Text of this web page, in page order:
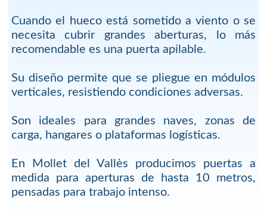
Cuando el hueco está sometido a viento o se
necesita cubrir grandes aberturas, lo más
recomendable es una puerta apilable.
Su diseño permite que se pliegue en módulos
verticales, resistiendo condiciones adversas.
Son ideales para grandes naves, zonas de
carga, hangares o plataformas logísticas.
En Mollet del Vallès producimos puertas a
medida para aperturas de hasta 10 metros,
pensadas para trabajo intenso.